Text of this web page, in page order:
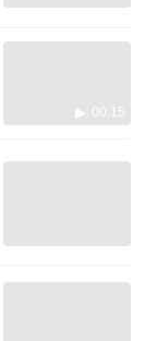
00:15